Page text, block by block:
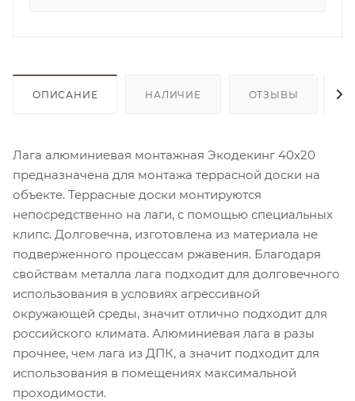
ОПИСАНИЕ НАЛИЧИЕ ОТЗЫВЫ
Лага алюминиевая монтажная Экодекинг 40х20
предназначена для монтажа террасной доски на
объекте. Террасные доски монтируются
непосредственно на лаги, с помощью специальных
клипс. Долговечна, изготовлена из материала не
подверженного процессам ржавения. Благодаря
свойствам металла лага подходит для долговечного
использования в условиях агрессивной
окружающей среды, значит отлично подходит для
российского климата. Алюминиевая лага в разы
прочнее, чем лага из ДПК, а значит подходит для
использования в помещениях максимальной
проходимости.